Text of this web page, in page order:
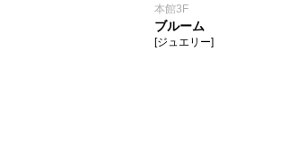
本館3F
ブルーム
[ジュエリー]